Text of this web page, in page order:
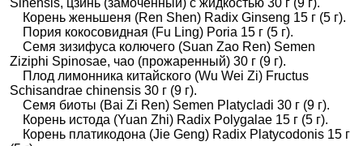
Sinensis, цзинь (замоченный) с жидкостью 30 г (9 г).
Корень женьшеня (Ren Shen) Radix Ginseng 15 г (5 г).
Пория кокосовидная (Fu Ling) Poria 15 г (5 г).
Семя зизифуса колючего (Suan Zao Ren) Semen
Ziziphi Spinosae, чао (прожаренный) 30 г (9 г).
Плод лимонника китайского (Wu Wei Zi) Fructus
Schisandrae сhinensis 30 г (9 г).
Семя биоты (Bai Zi Ren) Semen Platycladi 30 г (9 г).
Корень истода (Yuan Zhi) Radix Polygalae 15 г (5 г).
Корень платикодона (Jie Geng) Radix Platycodonis 15 г